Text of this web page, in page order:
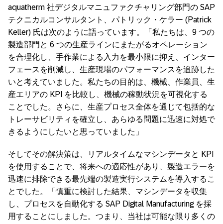
aquatherm 社デジタルマニュファクチャリング部門の SAP
テクニカルコンサルタント、パトリック・ケラー (Patrick
Keller) 氏は次のように語っています。「私たちは、9 つの
製造部門と 6 つの生産ラインにまたがるオペレーション
を合理化し、手作業による入力を最小限に抑え、インター
フェースを削減し、生産現場のパフォーマンスを追跡した
いと考えていました。私たちの目的は、機械、作業員、生
産エリアの KPI を比較し、機械の稼動状況を可視化する
ことでした。さらに、生産プロセス全体を通じて包括的な
トレーサビリティを確立し、あらゆる問題に迅速に対処で
きるようにしたいと思っていました」
そしてその解決策は、リアルタイムなマシンデータと KPI
を使用することで、将来への適応性があり、製造エラーを
迅速に排除できる最先端の製造実行システムを導入するこ
とでした。「慎重に検討した結果、マシンデータを収集
し、プロセスを自動化する SAP Digital Manufacturing を採
用することにしました。つまり、当社は可能な限り多くの